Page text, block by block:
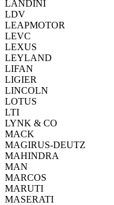
LANDINI
LDV
LEAPMOTOR
LEVC
LEXUS
LEYLAND
LIFAN
LIGIER
LINCOLN
LOTUS
LTI
LYNK & CO
MACK
MAGIRUS-DEUTZ
MAHINDRA
MAN
MARCOS
MARUTI
MASERATI